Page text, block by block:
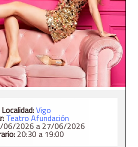
Localidad:Vigo
Teatro Afundación
2026 a 27/06/2026
20:30 a 19:00